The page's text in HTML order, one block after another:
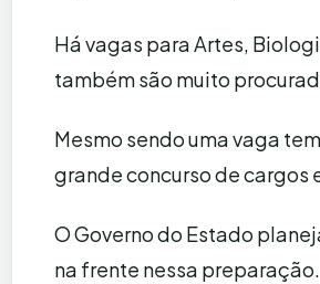
Há vagas para Artes,
também são muito
Mesmo sendo uma vaga
grande concurso de cargos
O Governo do Estado
na frente nessa preparação.